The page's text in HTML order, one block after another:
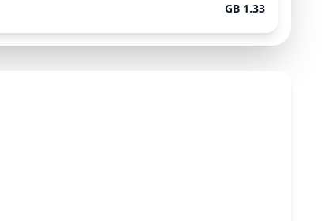
1.33 GB